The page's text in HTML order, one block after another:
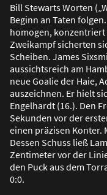
Bill Stewarts Worten
Beginn an Taten
homogen,
Zweikampf sicherten
Scheiben. James
aussichtsreich am
neue Goalie der Haie,
auszeichnen. Er hielt
Engelhardt (16.). Den
Sekunden vor der
einen präzisen Konter.
Dessen Schuss ließ
Zentimeter vor der
den Puck aus dem
0:0.